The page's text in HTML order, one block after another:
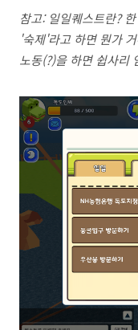
참고: 일일퀘스트란?
'숙제'라고 하면 뭔가
노동(?)을 하면 쉽사리